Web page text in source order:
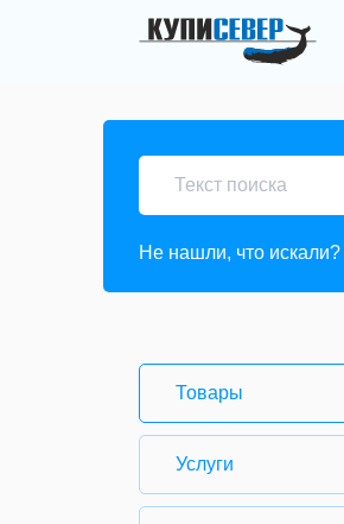
Не нашли, что искали?
Товары
Услуги